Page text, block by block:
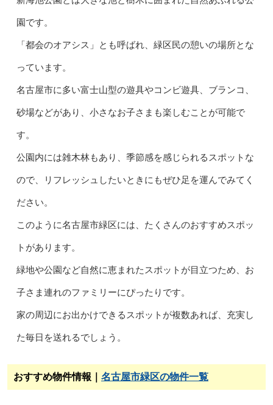
園です。
「都会のオアシス」とも呼ばれ、緑区民の憩いの場所とな
っています。
名古屋市に多い富士山型の遊具やコンビ遊具、ブランコ、
砂場などがあり、小さなお子さまも楽しむことが可能で
す。
公園内には雑木林もあり、季節感を感じられるスポットな
ので、リフレッシュしたいときにもぜひ足を運んでみてく
ださい。
このように名古屋市緑区には、たくさんのおすすめスポッ
トがあります。
緑地や公園など自然に恵まれたスポットが目立つため、お
子さま連れのファミリーにぴったりです。
家の周辺にお出かけできるスポットが複数あれば、充実し
た毎日を送れるでしょう。
おすすめ物件情報｜ 名古屋市緑区の物件一覧